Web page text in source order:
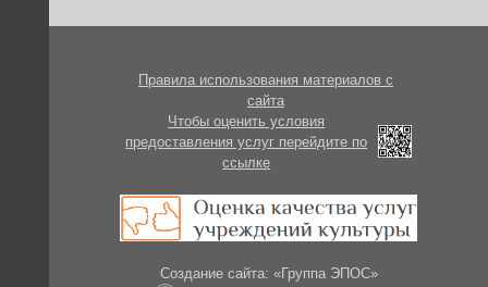
Правила использования материалов с
сайта
Чтобы оценить условия
предоставления услуг перейдите по
ссылке
Создание сайта: «Группа ЭПОС»